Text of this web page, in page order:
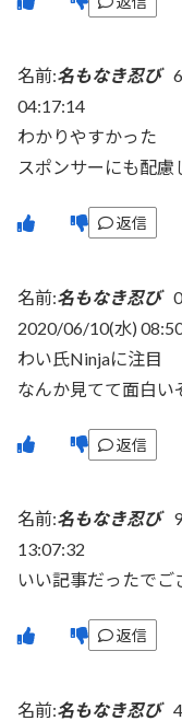
名前:名もなき忍び
04:17:14
わかりやすかった
スポンサーにも配
返信
名前:名もなき忍び
2020/06/10(水)
わい氏Ninjaに注目
なんか見てて面白い
返信
名前:名もなき忍び
13:07:32
いい記事だったでご
返信
名前:名もなき忍び